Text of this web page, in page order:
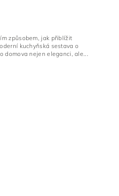
způsobem, jak přiblížit
kuchyňská sestava o
domova nejen eleganci, ale...